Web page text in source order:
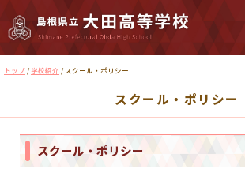
現
トップ / 学校紹介 / スクール・ポリシー
スクール・ポリシー
スクール・ポリシー